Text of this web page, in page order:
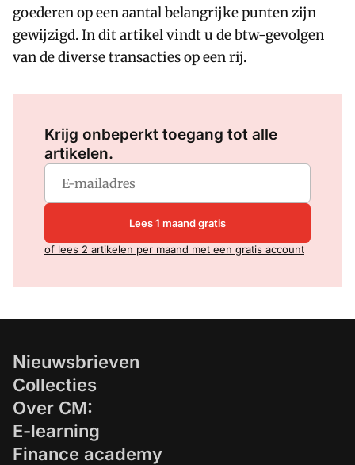
goederen op een aantal belangrijke punten zijn
gewijzigd. In dit artikel vindt u de btw-gevolgen
van de diverse transacties op een rij.
Krijg onbeperkt toegang tot alle
artikelen.
Lees 1 maand gratis
of lees 2 artikelen per maand met een gratis account
Nieuwsbrieven
Collecties
Over CM:
E-learning
Finance academy